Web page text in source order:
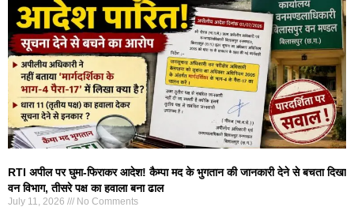
RTI अपील पर घुमा-फिराकर आदेश! कैम्पा मद के भुगतान की जानकारी देने से बचता दिखा
वन विभाग, तीसरे पक्ष का हवाला बना ढाल
July 11, 2026 No Comments